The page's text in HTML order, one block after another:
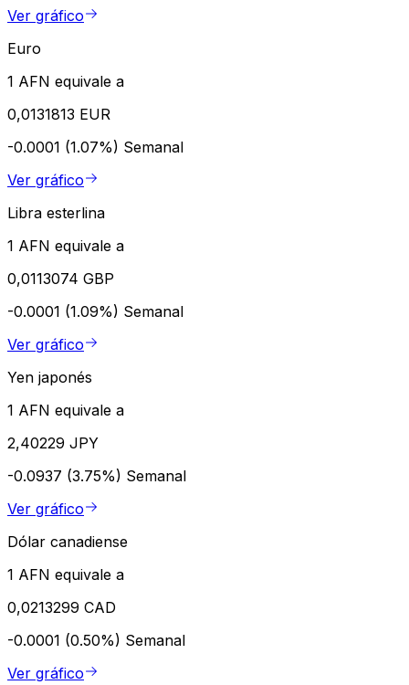
Ver gráfico
Euro
1 AFN equivale a
0,0131813 EUR
-0.0001 (1.07%) Semanal
Ver gráfico
Libra esterlina
1 AFN equivale a
0,0113074 GBP
-0.0001 (1.09%) Semanal
Ver gráfico
Yen japonés
1 AFN equivale a
2,40229 JPY
-0.0937 (3.75%) Semanal
Ver gráfico
Dólar canadiense
1 AFN equivale a
0,0213299 CAD
-0.0001 (0.50%) Semanal
Ver gráfico